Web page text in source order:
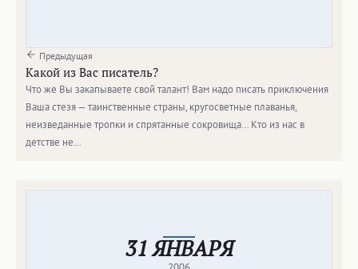
Предыдущая
Какой из Вас писатель?
Что же Вы закапываете свой талант! Вам надо писать приключения
Ваша стезя — таинственные страны, кругосветные плаванья,
неизведанные тропки и спрятанные сокровища… Кто из нас в
детстве не…
31 ЯНВАРЯ